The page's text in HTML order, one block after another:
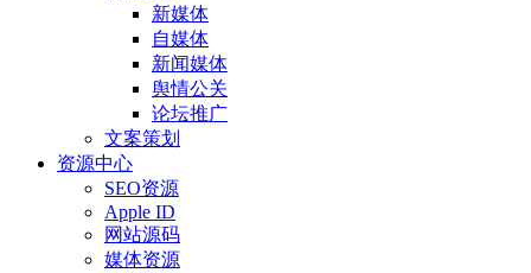
新媒体
自媒体
新闻媒体
舆情公关
论坛推广
文案策划
资源中心
SEO资源
Apple ID
网站源码
媒体资源